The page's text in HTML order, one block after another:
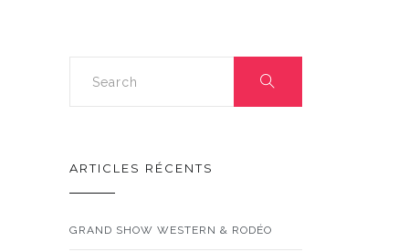
ARTICLES RÉCENTS
GRAND SHOW WESTERN & RODÉO